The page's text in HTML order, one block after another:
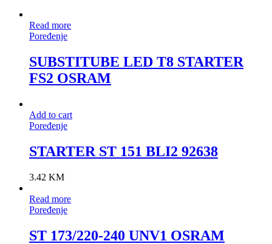
Read more
Poređenje
SUBSTITUBE LED T8 STARTER
FS2 OSRAM
Add to cart
Poređenje
STARTER ST 151 BLI2 92638
3.42 KM
Read more
Poređenje
ST 173/220-240 UNV1 OSRAM